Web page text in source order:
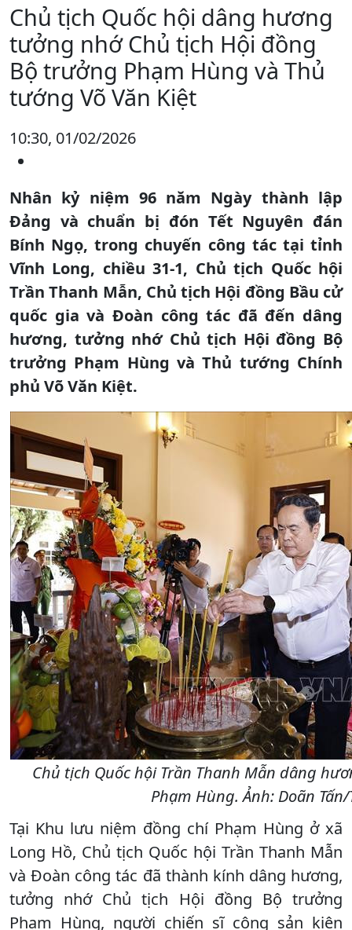
Chủ tịch Quốc hội dâng hương
tưởng nhớ Chủ tịch Hội đồng
Bộ trưởng Phạm Hùng và Thủ
tướng Võ Văn Kiệt
10:30, 01/02/2026
Nhân kỷ niệm 96 năm Ngày thành lập
Đảng và chuẩn bị đón Tết Nguyên đán
Bính Ngọ, trong chuyến công tác tại tỉnh
Vĩnh Long, chiều 31-1, Chủ tịch Quốc hội
Trần Thanh Mẫn, Chủ tịch Hội đồng Bầu cử
quốc gia và Đoàn công tác đã đến dâng
hương, tưởng nhớ Chủ tịch Hội đồng Bộ
trưởng Phạm Hùng và Thủ tướng Chính
phủ Võ Văn Kiệt.
Chủ tịch Quốc hội Trần Thanh Mẫn dâng
Phạm Hùng. Ảnh: Doãn Tấn/
Tại Khu lưu niệm đồng chí Phạm Hùng ở xã
Long Hồ, Chủ tịch Quốc hội Trần Thanh Mẫn
và Đoàn công tác đã thành kính dâng hương,
tưởng nhớ Chủ tịch Hội đồng Bộ trưởng
Phạm Hùng, người chiến sĩ cộng sản kiên